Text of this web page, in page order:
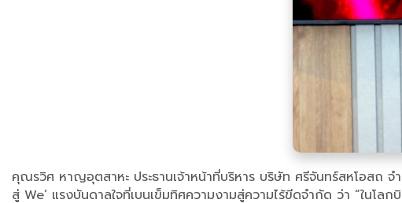
คุณรวิศ หาญอุตสาหะ ประธานเจ้าหน้าที่บริหาร บริษัท ศรีจันทร์สหโอสถ จ
สู่ We’ แรงบันดาลใจที่เบนเข็มทิศความงามสู่ความไร้ขีดจำกัด ว่า “ใน